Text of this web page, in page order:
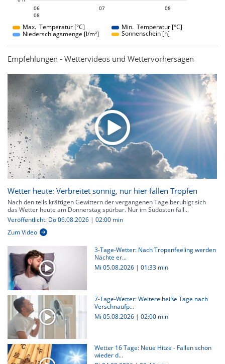
06
08
07 08
Max. Temperatur [°C]
Min. Temperatur [°C]
Niederschlagsmenge [l/m²]
Sonnenschein [h]
Empfehlungen - Wettervideos und Wettervorhersagen
Wetter heute: Verbreitet sonnig, nur hier fallen Tropfen
Nach den teils kräftigen Gewittern der vergangenen Tage beruhigt sich
das Wetter heute am Donnerstag spürbar. Nur im Südosten fäll...
Veröffentlicht: Do 06.08.2026 | 02:00 min
Zum Video
3-Tage-Wetter: Nach Tropenfeeling werden
Nächte er...
Mi 05.08.2026 | 01:33 min
7-Tage-Wetter: Weitere heiße Tage nach
Verschnaufp...
Mi 05.08.2026 | 02:00 min
Wetter 16 Tage: Neue Hitze - Fallen schon
wieder d...